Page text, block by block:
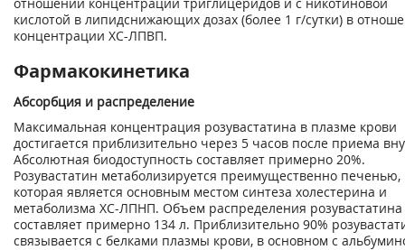
кислотой в липидснижающих дозах (более 1 г/сутки) в
концентрации ХС-ЛПВП.
Фармакокинетика
Абсорбция и распределение
Максимальная концентрация розувастатина в плазме крови
достигается приблизительно через 5 часов после приема
Абсолютная биодоступность составляет примерно 20%.
Розувастатин метаболизируется преимущественно печенью,
которая является основным местом синтеза холестерина и
метаболизма ХС-ЛПНП. Объем распределения розувастатина
составляет примерно 134 л. Приблизительно 90%
связывается с белками плазмы крови, в основном с